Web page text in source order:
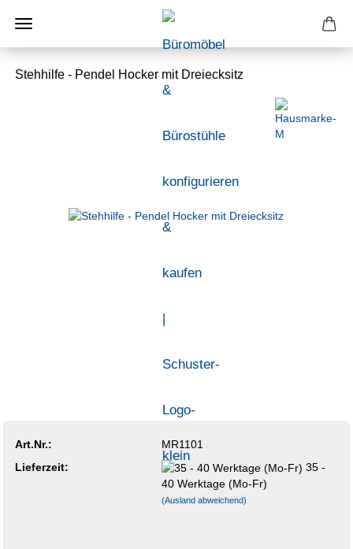
Stehhilfe - Pendel Hocker mit Dreiecksitz
Art.Nr.:
MR1101
Lieferzeit:
35 -
40 Werktage (Mo-Fr)
(Ausland abweichend)